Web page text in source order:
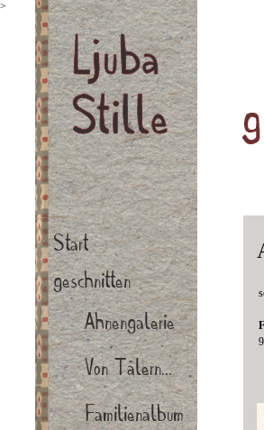
Start
geschnitten
Ahnengalerie
Von Tälern...
Familienalbum
>